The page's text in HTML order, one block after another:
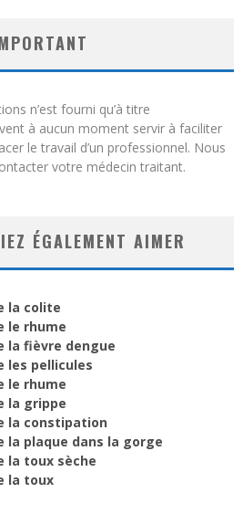
n’est fourni qu’à titre
à aucun moment servir à faciliter
le travail d’un professionnel. Nous
votre médecin traitant.
ÉGALEMENT AIMER
la colite
le rhume
la fièvre dengue
les pellicules
le rhume
la grippe
la constipation
la plaque dans la gorge
la toux sèche
la toux